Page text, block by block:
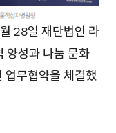
28일 재단법인 라
양성과 나눔 문화
업무협약을 체결했